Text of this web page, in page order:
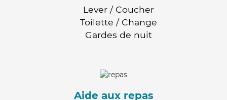
Lever / Coucher
Toilette / Change
Gardes de nuit
Aide aux repas